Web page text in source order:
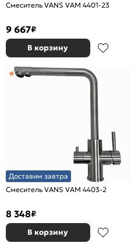
Смеситель VANS VAM 4401-23
9 667₽
В корзину
Доставим завтра
Смеситель VANS VAM 4403-2
8 348₽
В корзину